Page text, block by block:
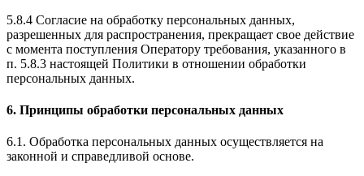
5.8.4 Согласие на обработку персональных данных,
разрешенных для распространения, прекращает свое действие
с момента поступления Оператору требования, указанного в
п. 5.8.3 настоящей Политики в отношении обработки
персональных данных.
6. Принципы обработки персональных данных
6.1. Обработка персональных данных осуществляется на
законной и справедливой основе.